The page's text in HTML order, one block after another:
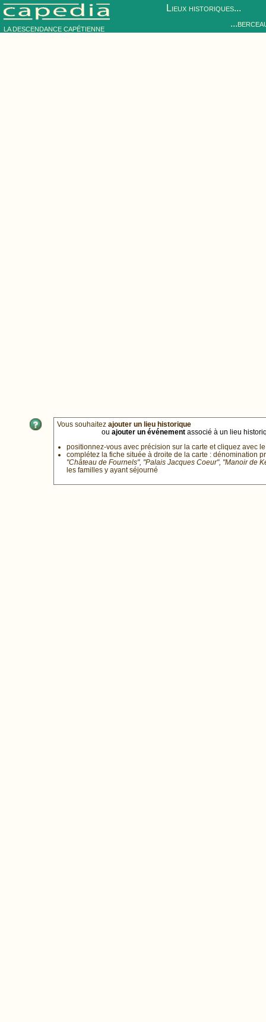
LA DESCENDANCE CAPÉTIENNE
Lieux historiques...
Vous souhaitez ajouter un lieu historique
ou ajouter un événement associé à un lieu
positionnez-vous avec précision sur la carte et cliquez avec
complétez la fiche située à droite de la carte : dénomination
"Château de Fournels", "Palais Jacques Coeur", "Manoir de
les familles y ayant séjourné